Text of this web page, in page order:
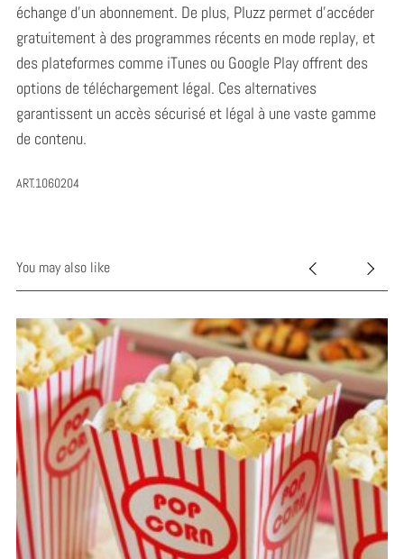
échange d’un abonnement. De plus, Pluzz permet d’accéder
gratuitement à des programmes récents en mode replay, et
des plateformes comme iTunes ou Google Play offrent des
options de téléchargement légal. Ces alternatives
garantissent un accès sécurisé et légal à une vaste gamme
de contenu.
ART.1060204
You may also like